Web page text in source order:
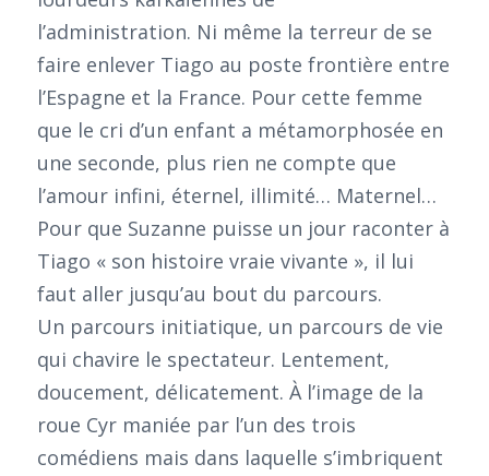
l’administration. Ni même la terreur de se
faire enlever Tiago au poste frontière entre
l’Espagne et la France. Pour cette femme
que le cri d’un enfant a métamorphosée en
une seconde, plus rien ne compte que
l’amour infini, éternel, illimité… Maternel…
Pour que Suzanne puisse un jour raconter à
Tiago « son histoire vraie vivante », il lui
faut aller jusqu’au bout du parcours.
Un parcours initiatique, un parcours de vie
qui chavire le spectateur. Lentement,
doucement, délicatement. À l’image de la
roue Cyr maniée par l’un des trois
comédiens mais dans laquelle s’imbriquent